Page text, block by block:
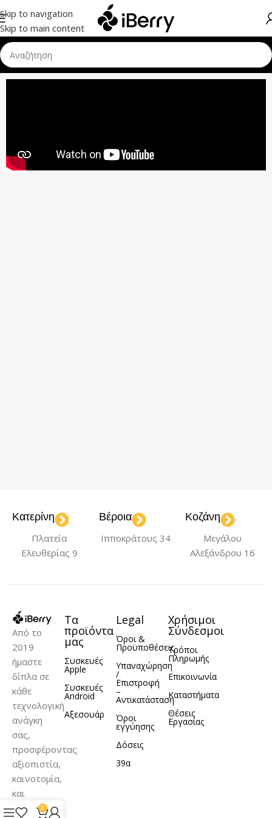
Skip to navigation
Skip to main content
Κατερίνη
Πλατεία
Ελευθερίας 9
Βέροια
Ιπποκράτους 34
Κοζάνη
Μεγάλου
Αλεξάνδρου 16
Από το
2019
ήμαστε
δίπλα σε
κάθε
τεχνολογική
ανάγκη
σας,
προσφέροντας
αξιοπιστία,
καινοτομία,
και
σωστή
Τα
προϊόντα
μας
Συσκευές
Apple
Συσκευές
Android
Αξεσουάρ
Legal
Όροι &
Προϋποθέσεις
Υπαναχώρηση
/
Επιστροφή
–
Αντικατάσταση
Όροι
εγγύησης
Δόσεις
39α
Χρήσιμοι
Σύνδεσμοι
Τρόποι
Πληρωμής
Επικοινωνία
Καταστήματα
Θέσεις
Εργασίας
0